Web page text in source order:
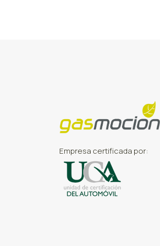
Empresa certificada por: